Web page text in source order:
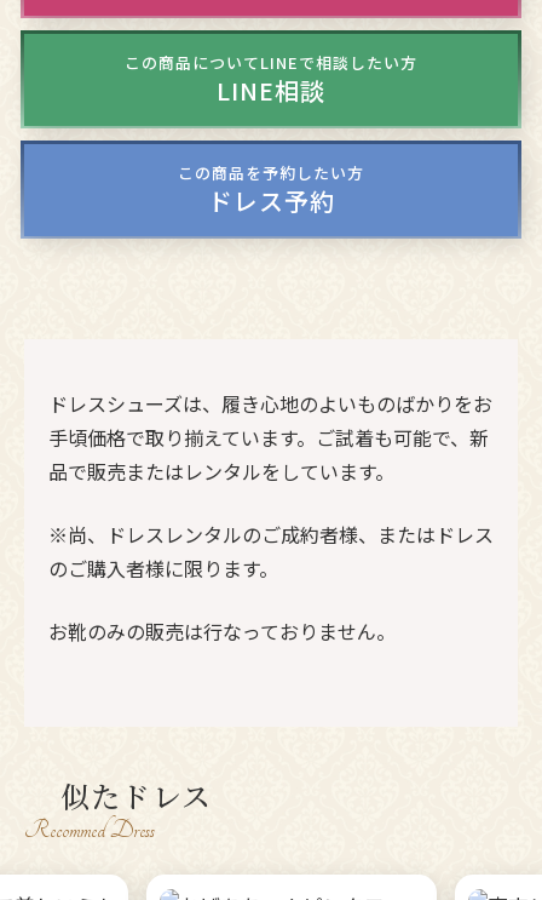
この商品についてLINEで相談したい方
LINE相談
この商品を予約したい方
ドレス予約
ドレスシューズは、履き心地のよいものばかりをお
手頃価格で取り揃えています。ご試着も可能で、新
品で販売またはレンタルをしています。
※尚、ドレスレンタルのご成約者様、またはドレス
のご購入者様に限ります。
お靴のみの販売は行なっておりません。
似たドレス
Recommed Dress